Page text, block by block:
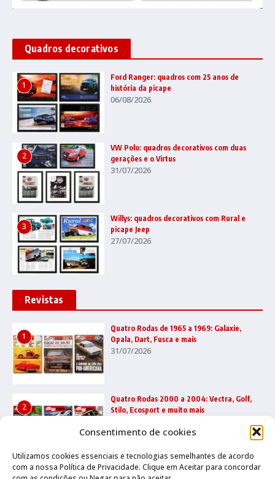
Consentimento de cookies
Utilizamos cookies essenciais e tecnologias semelhantes de acordo
com a nossa Política de Privacidade. Clique em Aceitar para concordar
Quadros decorativos
1
Ford Ranger: quadros com 25 anos de
história da picape
06/08/2026
2
VW Polo: quadros decorativos com duas
gerações e o Virtus
31/07/2026
3
Willys: quadros decorativos com Rural e
picape Jeep
27/07/2026
Revistas
1
Quatro Rodas de 1965 a 1969: Galaxie,
Opala, Dart, Fusca e mais
31/07/2026
2
Quatro Rodas 2000 a 2004: Vectra, Golf,
Stilo, Ecosport e muito mais
Quatro Rodas 1995 a 1999: Ka, Marea,